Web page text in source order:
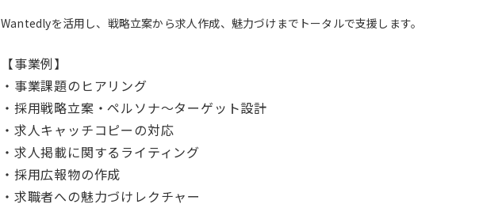
Wantedlyを活用し、戦略立案から求人作成、魅力づけまでトータルで支援します。
【事業例】
・事業課題のヒアリング
・採用戦略立案・ペルソナ〜ターゲット設計
・求人キャッチコピーの対応
・求人掲載に関するライティング
・採用広報物の作成
・求職者への魅力づけレクチャー